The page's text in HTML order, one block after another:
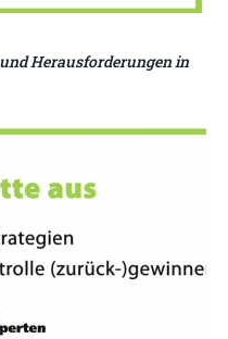
Herausforderungen in